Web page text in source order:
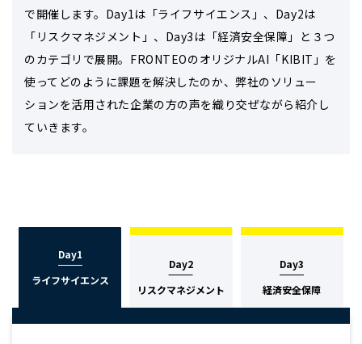
で開催します。Day1は「ライフサイエンス」、Day2は
「リスクマネジメント」、Day3は「経済安全保障」と３つ
のカテゴリで展開。FRONTEOのオリジナルAI「KIBIT」を
使ってどのように課題を解決したのか、弊社のソリュー
ションを活用された企業の方の声を織り交ぜながら紹介し
ていきます。
Day1
ライフサイエンス
Day1
ライフサイエンス
Day2
リスクマネジメント
Day2
リスクマネジメント
Day3
経済安全保障
Day3
経済安全保障